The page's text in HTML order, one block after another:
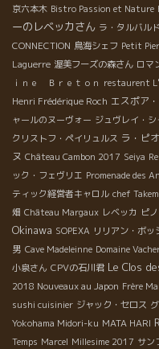
京六本木 Bistro Passion et Nature
ーのレベッカさん ラ・タルバル
CONNECTION 鳥海シェフ Petit
Laguerre 渥美フーズの森さん ロマ
ｉｎｅ Ｂｒｅｔｏｎ restaurent
Henri Frédérique Roch エスポア
ャールのヌーヴォー ジュヴレイ・
クリストフ・ペイリュルス ラ・ピ
ヌ Château Cambon 2017 Seiya
ック・フェヴリエ Promenade des
ティック経営者キャロル chef
畑 Château Margaux レベッカ ピ
Okinawa SOPEXA リリアン・ボッ
男 Cave Madeleinne Domaine
小泉さん CPVの石川君 Le Clos
2018 Nouveaux au Japon Frère
sushi cuisinier ジャック・セロス
Yokohama Midori-ku MATA HARI
Temps Marcel Millesime 2017 サン